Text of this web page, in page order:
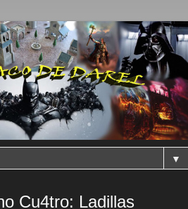
▼
Cu4tro: Ladillas